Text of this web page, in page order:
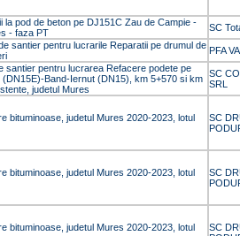
pod de beton pe DJ151C Zau de Campie -
- faza PT
SC
santier pentru lucrarile Reparatii pe drumul de PFA
santier pentru lucrarea Refacere podete pe
Band-Iernut (DN15), km 5+570 si km
judetul Mures
SC
SRL
bituminoase, judetul Mures 2020-2023, lotul
SC
bituminoase, judetul Mures 2020-2023, lotul
SC
bituminoase, judetul Mures 2020-2023, lotul
SC